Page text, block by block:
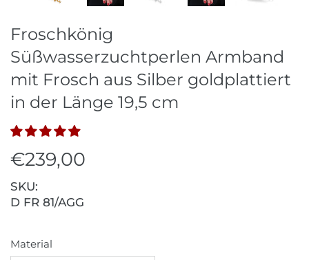
Froschkönig
Süßwasserzuchtperlen Armband
mit Frosch aus Silber goldplattiert
in der Länge 19,5 cm
€239,00
SKU:
D FR 81/AGG
Material